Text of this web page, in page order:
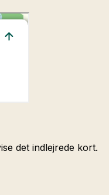
det indlejrede kort.